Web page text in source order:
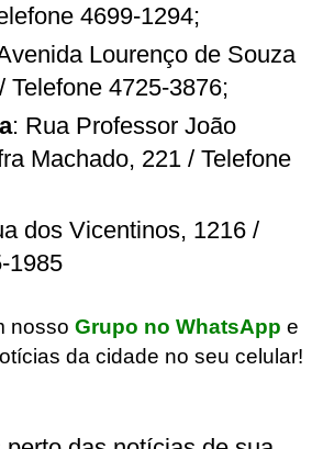
4699-1294;
Lourenço de Souza
Telefone 4725-3876;
: Rua Professor João
Machado, 221 / Telefone
dos Vicentinos, 1216 /
1985
nosso Grupo no WhatsApp e
da cidade no seu celular!